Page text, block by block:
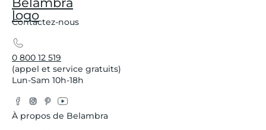
Contactez-nous
0 800 12 519
(appel et service gratuits)
Lun-Sam 10h-18h
Facebook
Instagram
Pinterest
YouTube
À propos de Belambra